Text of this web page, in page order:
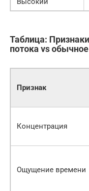
Таблица:
потока vs
Признак
Концентрация
Ощущение времени